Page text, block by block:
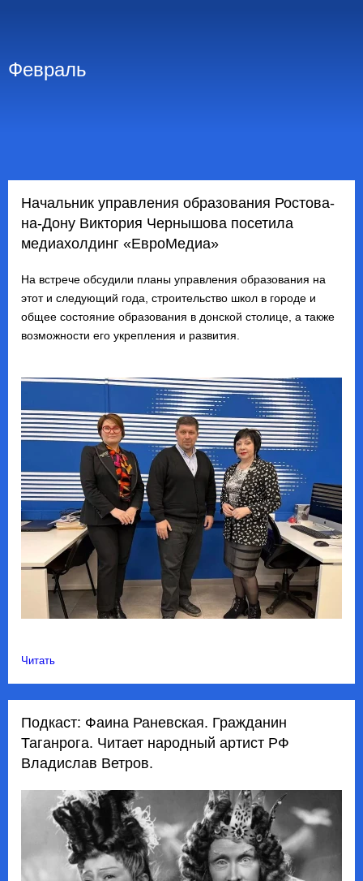
Февраль
Начальник управления образования Ростова-
на-Дону Виктория Чернышова посетила
медиахолдинг «ЕвроМедиа»
На встрече обсудили планы управления образования на
этот и следующий года, строительство школ в городе и
общее состояние образования в донской столице, а также
возможности его укрепления и развития.
Читать
Подкаст: Фаина Раневская. Гражданин
Таганрога. Читает народный артист РФ
Владислав Ветров.